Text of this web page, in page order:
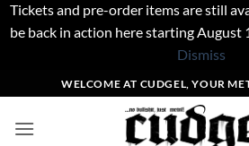
Tickets and pre-order items are still
be back in action here starting August
Dismiss
to
content
WELCOME AT CUDGEL, YOUR